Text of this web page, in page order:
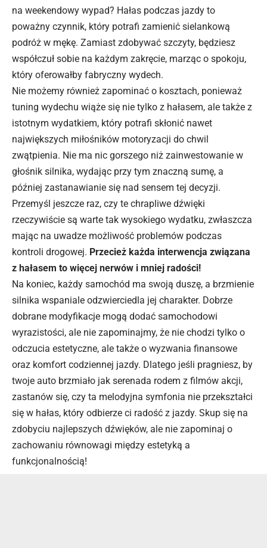
na weekendowy wypad? Hałas podczas jazdy to
poważny czynnik, który potrafi zamienić sielankową
podróż w mękę. Zamiast zdobywać szczyty, będziesz
współczuł sobie na każdym zakręcie, marząc o spokoju,
który oferowałby fabryczny wydech.
Nie możemy również zapominać o kosztach, ponieważ
tuning wydechu wiąże się nie tylko z hałasem, ale także z
istotnym wydatkiem, który potrafi skłonić nawet
największych miłośników motoryzacji do chwil
zwątpienia. Nie ma nic gorszego niż zainwestowanie w
głośnik silnika, wydając przy tym znaczną sumę, a
później zastanawianie się nad sensem tej decyzji.
Przemyśl jeszcze raz, czy te chrapliwe dźwięki
rzeczywiście są warte tak wysokiego wydatku, zwłaszcza
mając na uwadze możliwość problemów podczas
kontroli drogowej. Przecież każda interwencja związana
z hałasem to więcej nerwów i mniej radości!
Na koniec, każdy samochód ma swoją duszę, a brzmienie
silnika wspaniale odzwierciedla jej charakter. Dobrze
dobrane modyfikacje mogą dodać samochodowi
wyrazistości, ale nie zapominajmy, że nie chodzi tylko o
odczucia estetyczne, ale także o wyzwania finansowe
oraz komfort codziennej jazdy. Dlatego jeśli pragniesz, by
twoje auto brzmiało jak serenada rodem z filmów akcji,
zastanów się, czy ta melodyjna symfonia nie przekształci
się w hałas, który odbierze ci radość z jazdy. Skup się na
zdobyciu najlepszych dźwięków, ale nie zapominaj o
zachowaniu równowagi między estetyką a
funkcjonalnością!